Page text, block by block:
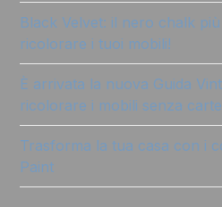
Black Velvet: il nero chalk
ricolorare i tuoi mobili!
È arrivata la nuova Guida
ricolorare i mobili senza
Trasforma la tua casa con i
Paint